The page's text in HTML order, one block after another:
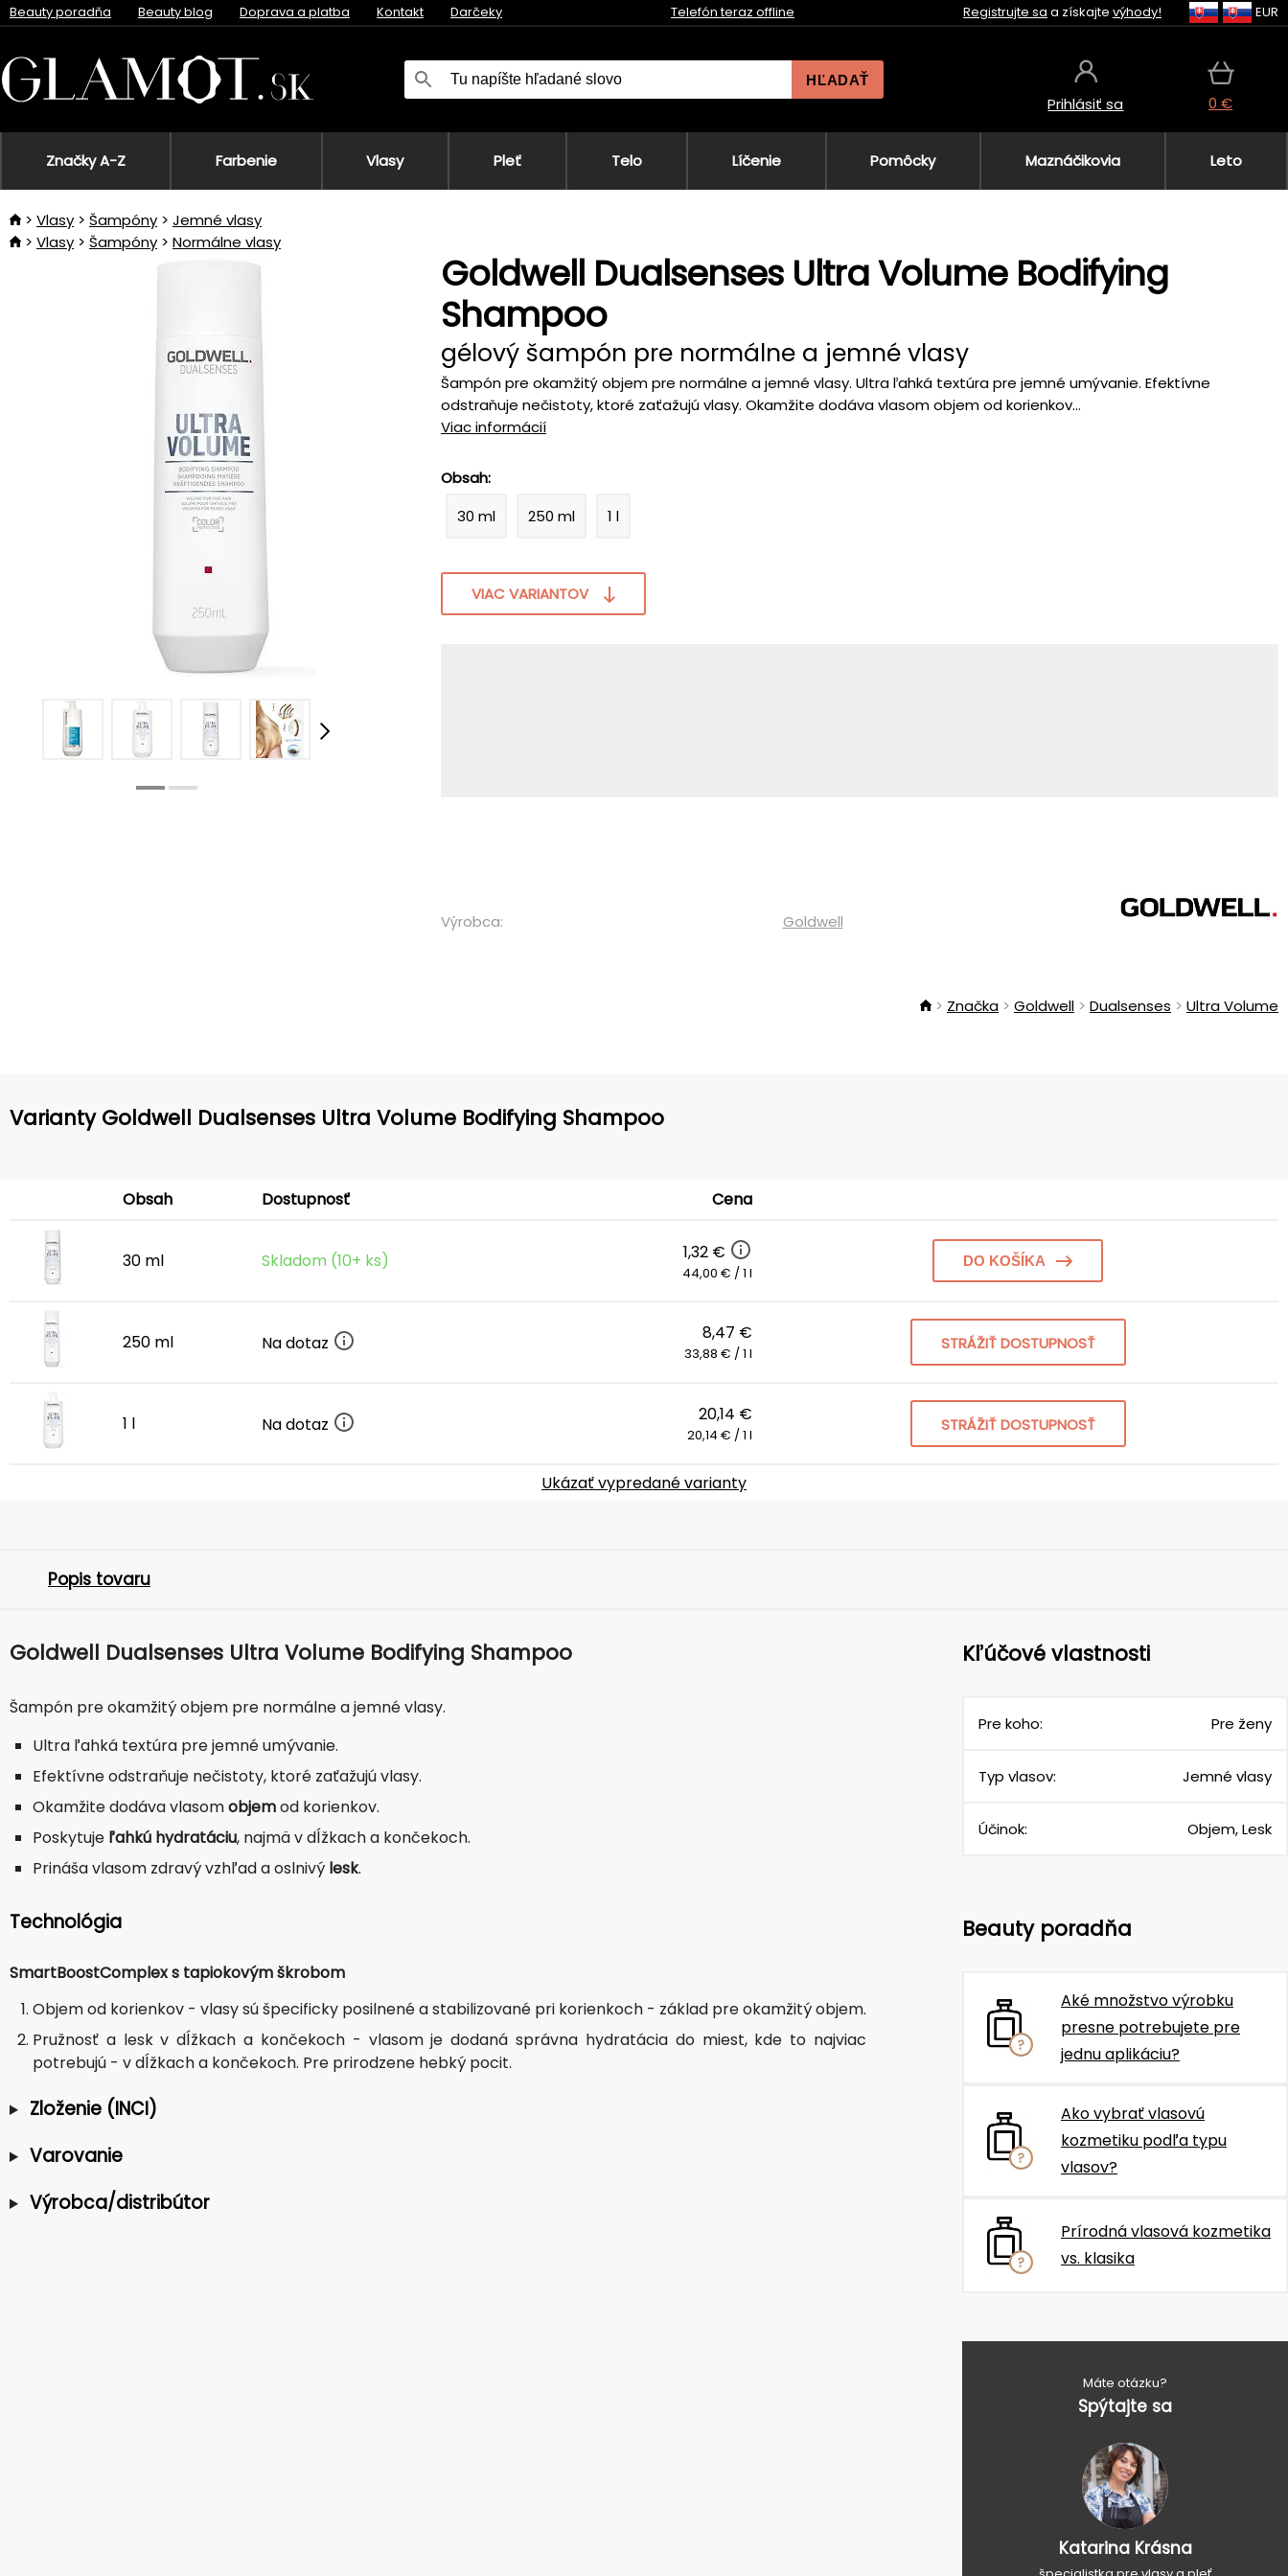
Beauty poradňa Beauty blog Doprava a platba Kontakt Darčeky Telefón teraz offline Registrujte sa a získajte výhody! EUR
HĽADAŤ
Prihlásiť sa 0 €
Značky A-Z Farbenie Vlasy Pleť Telo Líčenie Pomôcky Maznáčikovia Leto
Vlasy Šampóny
Jemné vlasy
Vlasy
Šampóny Normálne vlasy
Goldwell Dualsenses Ultra Volume Bodifying
Shampoo
gélový šampón pre normálne a jemné vlasy
Šampón pre okamžitý objem pre normálne a jemné vlasy. Ultra ľahká textúra pre jemné umývanie. Efektívne
odstraňuje nečistoty, ktoré zaťažujú vlasy. Okamžite dodáva vlasom objem od korienkov...
Viac informácií
Obsah:
30 ml
250 ml 1 l
VIAC VARIANTOV
Výrobca: Goldwell
Značka Goldwell Dualsenses Ultra Volume
Varianty Goldwell Dualsenses Ultra Volume Bodifying Shampoo
Obsah Dostupnosť Cena
30 ml Skladom (10+ ks) 1,32 €
44,00 € / 1 l
DO KOŠÍKA
250 ml Na dotaz 8,47 €
33,88 € / 1 l
STRÁŽIŤ DOSTUPNOSŤ
1 l Na dotaz 20,14 €
20,14 € / 1 l
STRÁŽIŤ DOSTUPNOSŤ
Ukázať vypredané varianty
Popis tovaru
Goldwell Dualsenses Ultra Volume Bodifying Shampoo
Šampón pre okamžitý objem pre normálne a jemné vlasy.
Ultra ľahká textúra pre jemné umývanie.
Efektívne odstraňuje nečistoty, ktoré zaťažujú vlasy.
Okamžite dodáva vlasomobjemod korienkov.
Poskytuje ľahkú hydratáciu, najmä v dĺžkach a končekoch.
Prináša vlasom zdravý vzhľad a oslnivý lesk.
Technológia
SmartBoostComplex s tapiokovým škrobom
Objem od korienkov - vlasy sú špecificky posilnené a stabilizované pri korienkoch - základ pre okamžitý objem.
Pružnosť a lesk v dĺžkach a končekoch - vlasom je dodaná správna hydratácia do miest, kde to najviac
potrebujú - v dĺžkach a končekoch. Pre prirodzene hebký pocit.
Zloženie (INCI)
Varovanie
Výrobca/distribútor
Kľúčové vlastnosti
Pre koho: Pre ženy
Typ vlasov: Jemné vlasy
Účinok: Objem, Lesk
Beauty poradňa
Aké množstvo výrobku
presne potrebujete pre
jednu aplikáciu?
Ako vybrať vlasovú
kozmetiku podľa typu
vlasov?
Prírodná vlasová kozmetika
vs. klasika
Máte otázku?
Spýtajte sa
Katarina Krásna